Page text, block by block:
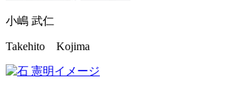
小嶋 武仁
Takehito Kojima